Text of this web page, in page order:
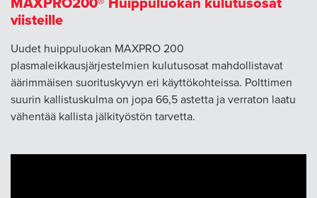
MAXPRO200® Huippuluokan kulutusosat
viisteille
Uudet huippuluokan MAXPRO 200
plasmaleikkausjärjestelmien kulutusosat mahdollistavat
äärimmäisen suorituskyvyn eri käyttökohteissa. Polttimen
suurin kallistuskulma on jopa 66,5 astetta ja verraton laatu
vähentää kallista jälkityöstön tarvetta.